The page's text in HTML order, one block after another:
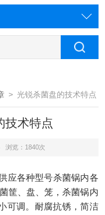
> 光锐杀菌盘的技术特点
技术特点
浏览：1840次
各种型号杀菌锅内各
筐、盘、笼，杀菌锅内
可调。耐腐抗锈，简洁